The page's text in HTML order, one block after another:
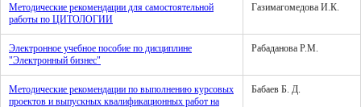
Методические рекомендации для самостоятельной
работы по ЦИТОЛОГИИ
Газимагомедова И.К.
Электронное учебное пособие по дисциплине
"Электронный бизнес"
Рабаданова Р.М.
Методические рекомендации по выполнению курсовых
проектов и выпускных квалификационных работ на
Бабаев Б. Д.